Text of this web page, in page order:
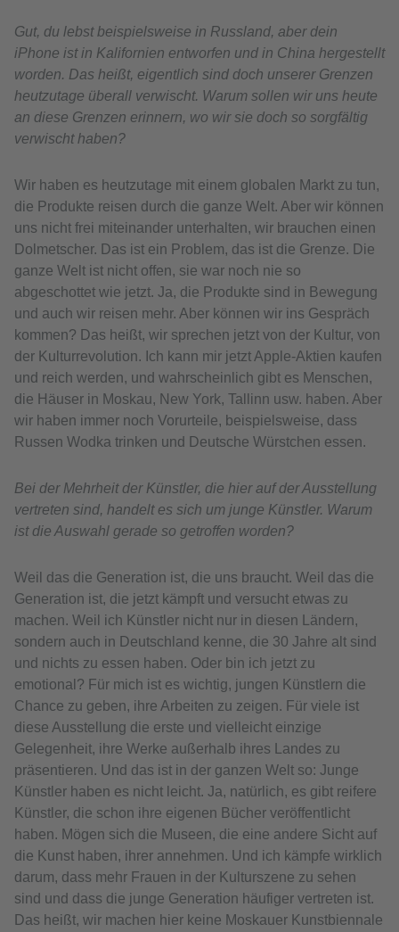
Gut, du lebst beispielsweise in Russland, aber dein
iPhone ist in Kalifornien entworfen und in China hergestellt
worden. Das heißt, eigentlich sind doch unserer Grenzen
heutzutage überall verwischt. Warum sollen wir uns heute
an diese Grenzen erinnern, wo wir sie doch so sorgfältig
verwischt haben?
Wir haben es heutzutage mit einem globalen Markt zu tun,
die Produkte reisen durch die ganze Welt. Aber wir können
uns nicht frei miteinander unterhalten, wir brauchen einen
Dolmetscher. Das ist ein Problem, das ist die Grenze. Die
ganze Welt ist nicht offen, sie war noch nie so
abgeschottet wie jetzt. Ja, die Produkte sind in Bewegung
und auch wir reisen mehr. Aber können wir ins Gespräch
kommen? Das heißt, wir sprechen jetzt von der Kultur, von
der Kulturrevolution. Ich kann mir jetzt Apple-Aktien kaufen
und reich werden, und wahrscheinlich gibt es Menschen,
die Häuser in Moskau, New York, Tallinn usw. haben. Aber
wir haben immer noch Vorurteile, beispielsweise, dass
Russen Wodka trinken und Deutsche Würstchen essen.
Bei der Mehrheit der Künstler, die hier auf der Ausstellung
vertreten sind, handelt es sich um junge Künstler. Warum
ist die Auswahl gerade so getroffen worden?
Weil das die Generation ist, die uns braucht. Weil das die
Generation ist, die jetzt kämpft und versucht etwas zu
machen. Weil ich Künstler nicht nur in diesen Ländern,
sondern auch in Deutschland kenne, die 30 Jahre alt sind
und nichts zu essen haben. Oder bin ich jetzt zu
emotional? Für mich ist es wichtig, jungen Künstlern die
Chance zu geben, ihre Arbeiten zu zeigen. Für viele ist
diese Ausstellung die erste und vielleicht einzige
Gelegenheit, ihre Werke außerhalb ihres Landes zu
präsentieren. Und das ist in der ganzen Welt so: Junge
Künstler haben es nicht leicht. Ja, natürlich, es gibt reifere
Künstler, die schon ihre eigenen Bücher veröffentlicht
haben. Mögen sich die Museen, die eine andere Sicht auf
die Kunst haben, ihrer annehmen. Und ich kämpfe wirklich
darum, dass mehr Frauen in der Kulturszene zu sehen
sind und dass die junge Generation häufiger vertreten ist.
Das heißt, wir machen hier keine Moskauer Kunstbiennale